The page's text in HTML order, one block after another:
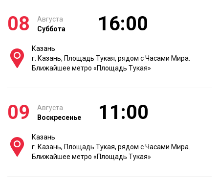
08
Августа
Суббота
16:00
Казань
г. Казань, Площадь Тукая, рядом с Часами Мира.
Ближайшее метро «Площадь Тукая»
09
Августа
Воскресенье
11:00
Казань
г. Казань, Площадь Тукая, рядом с Часами Мира.
Ближайшее метро «Площадь Тукая»